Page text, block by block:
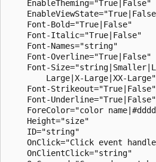
    EnableTheming="True|False"
    Font-Bold="True|False"
    Font-Italic="True|False"
    Font-Names="string"
    Font-Overline="True|False"
Font-
        Large|X-Large|XX-Large"
    Font-Strikeout="True|False"
    Font-Underline="True|False"
ForeColor="color
    Height="size"
    ID="string"
OnClick="Click event
    OnClientClick="string"